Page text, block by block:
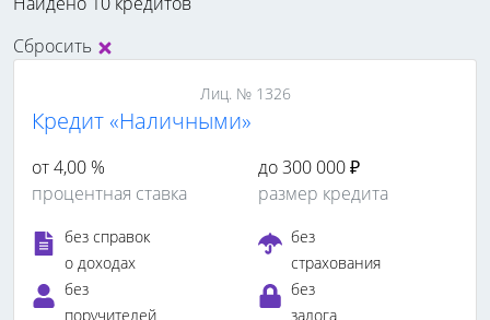
Сбросить
Лиц. № 1326
Кредит «Наличными»
от 4,00 %
процентная ставка
до 300 000 ₽
размер кредита
без справок
о доходах
без
страхования
без
поручителей
без
залога